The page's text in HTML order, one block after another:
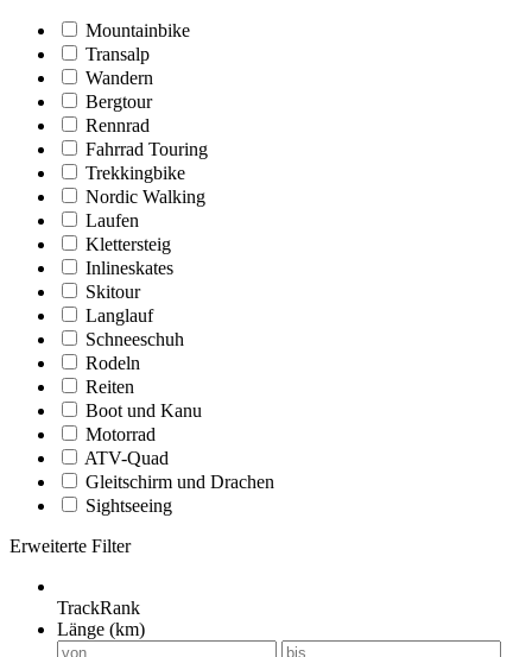
Mountainbike
Transalp
Wandern
Bergtour
Rennrad
Fahrrad Touring
Trekkingbike
Nordic Walking
Laufen
Klettersteig
Inlineskates
Skitour
Langlauf
Schneeschuh
Rodeln
Reiten
Boot und Kanu
Motorrad
ATV-Quad
Gleitschirm und Drachen
Sightseeing
Erweiterte Filter
TrackRank
Länge (km)